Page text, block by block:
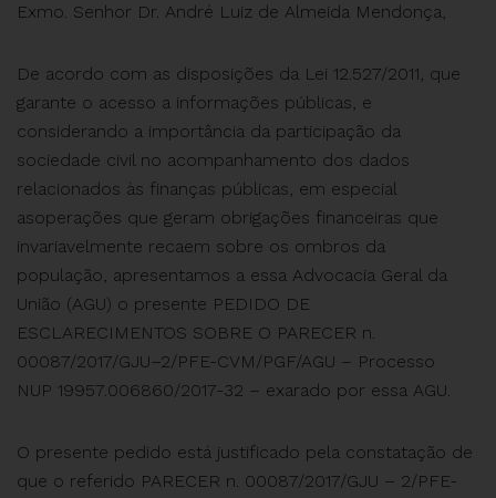
Exmo. Senhor Dr. André Luiz de Almeida Mendonça,
De acordo com as disposições da Lei 12.527/2011, que
garante o acesso a informações públicas, e
considerando a importância da participação da
sociedade civil no acompanhamento dos dados
relacionados às finanças públicas, em especial
asoperações que geram obrigações financeiras que
invariavelmente recaem sobre os ombros da
população, apresentamos a essa Advocacia Geral da
União (AGU) o presente PEDIDO DE
ESCLARECIMENTOS SOBRE O PARECER n.
00087/2017/GJU–2/PFE-CVM/PGF/AGU – Processo
NUP 19957.006860/2017-32 – exarado por essa AGU.
O presente pedido está justificado pela constatação de
que o referido PARECER n. 00087/2017/GJU – 2/PFE-